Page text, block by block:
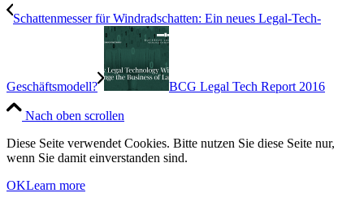
Schattenmesser für Windradschatten: Ein neues Legal-Tech-
Geschäftsmodell? BCG Legal Tech Report 2016
Nach oben scrollen
Diese Seite verwendet Cookies. Bitte nutzen Sie diese Seite nur,
wenn Sie damit einverstanden sind.
OKLearn more